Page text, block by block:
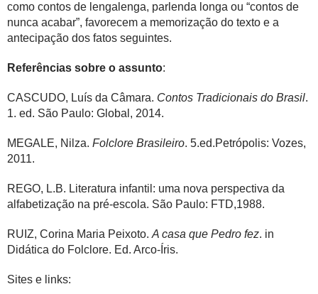
como contos de lengalenga, parlenda longa ou “contos de
nunca acabar”, favorecem a memorização do texto e a
antecipação dos fatos seguintes.
Referências sobre o assunto:
CASCUDO, Luís da Câmara. Contos Tradicionais do Brasil.
1. ed. São Paulo: Global, 2014.
MEGALE, Nilza. Folclore Brasileiro. 5.ed.Petrópolis: Vozes,
2011.
REGO, L.B. Literatura infantil: uma nova perspectiva da
alfabetização na pré-escola. São Paulo: FTD,1988.
RUIZ, Corina Maria Peixoto. A casa que Pedro fez. in
Didática do Folclore. Ed. Arco-Íris.
Sites e links: